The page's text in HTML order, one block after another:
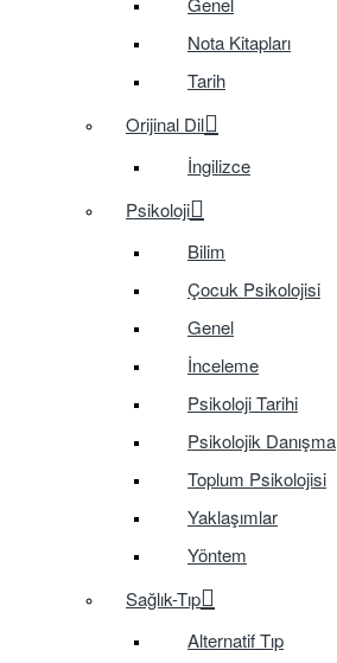
Nota Kitapları
Tarih
Orijinal Dil
İngilizce
Psikoloji
Bilim
Çocuk Psikolojisi
Genel
İnceleme
Psikoloji Tarihi
Psikolojik Danışma
Toplum Psikolojisi
Yaklaşımlar
Yöntem
Sağlık-Tıp
Alternatif Tıp